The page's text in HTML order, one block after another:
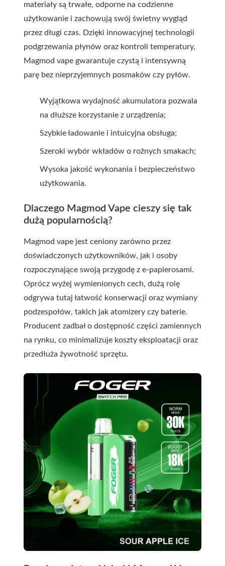
materiały są trwałe, odporne na codzienne
użytkowanie i zachowują swój świetny wygląd
przez długi czas. Dzięki innowacyjnej technologii
podgrzewania płynów oraz kontroli temperatury,
Magmod vape gwarantuje czystą i intensywną
parę bez nieprzyjemnych posmaków czy pyłów.
Wyjątkowa wydajność akumulatora pozwala
na dłuższe korzystanie z urządzenia;
Szybkie ładowanie i intuicyjna obsługa;
Szeroki wybór wkładów o rożnych smakach;
Wysoka jakość wykonania i bezpieczeństwo
użytkowania.
Dlaczego Magmod Vape cieszy się tak
dużą popularnością?
Magmod vape jest ceniony zarówno przez
doświadczonych użytkowników, jak i osoby
rozpoczynające swoją przygodę z e-papierosami.
Oprócz wyżej wymienionych cech, dużą rolę
odgrywa tutaj łatwość konserwacji oraz wymiany
podzespołów, takich jak atomizery czy baterie.
Producent zadbał o dostępność części zamiennych
na rynku, co minimalizuje koszty eksploatacji oraz
przedłuża żywotność sprzętu.